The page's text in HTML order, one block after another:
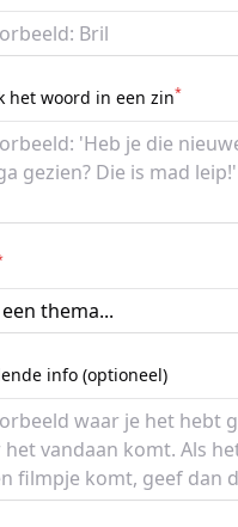
het woord in een zin*
info (optioneel)